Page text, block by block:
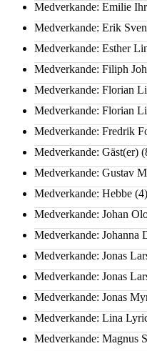
Medverkande: Emilie
Medverkande: Erik
Medverkande: Esther
Medverkande: Filiph
Medverkande: Florian
Medverkande: Florian
Medverkande: Fredrik
Medverkande: Gäst(er)
Medverkande: Gustav
Medverkande: Hebbe (4)
Medverkande: Johan
Medverkande: Johanna
Medverkande: Jonas
Medverkande: Jonas
Medverkande: Jonas
Medverkande: Lina
Medverkande: Magnus